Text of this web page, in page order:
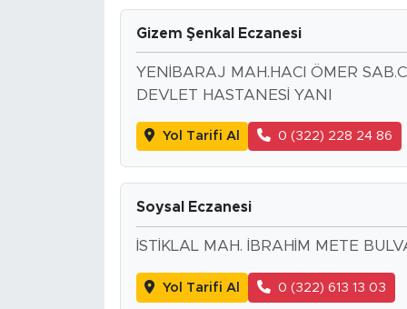
Gizem Şenkal Eczanesi
YENİBARAJ MAH.HACI ÖMER
DEVLET HASTANESİ YANI
Yol Tarifi Al 0 (322) 228 24 86
Soysal Eczanesi
İSTİKLAL MAH. İBRAHİM METE
Yol Tarifi Al 0 (322) 613 13 03